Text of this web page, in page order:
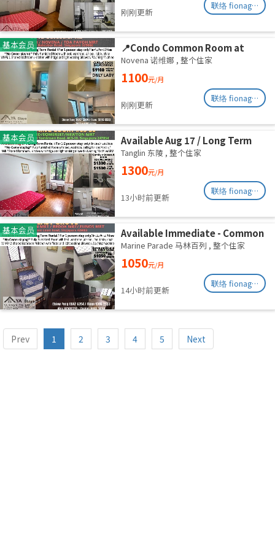
刚刚更新
联络 fionag@transinex.com.sg
基本会员
📍Condo Common Room at
Balestier - Available
Immediately
Novena 诺维娜 , 整个住家
1100元/月
刚刚更新
联络 fionag@transinex.com.sg
基本会员
Available Aug 17 / Long Term
Rental / For 1-2 person stay
only / Include utilities
Tanglin 东陵 , 整个住家
1300元/月
13小时前更新
联络 fionag@transinex.com.sg
基本会员
Available Immediate - Common
Room/Include
Utilities/Wifi/Aircon/No Agent
Fee/Light Cooking
Allowed/Washing Machine
Marine Parade 马林百列 , 整个住家
1050元/月
14小时前更新
联络 fionag@transinex.com.sg
Prev 1 2 3 4 5 Next